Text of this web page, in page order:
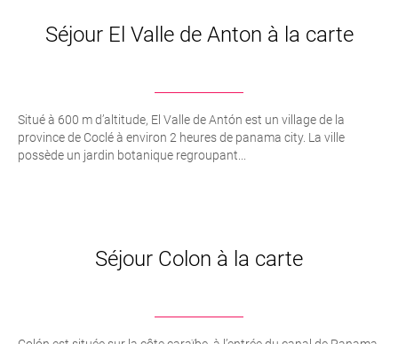
Séjour El Valle de Anton à la carte
Situé à 600 m d’altitude, El Valle de Antón est un village de la
province de Coclé à environ 2 heures de panama city. La ville
possède un jardin botanique regroupant...
Séjour Colon à la carte